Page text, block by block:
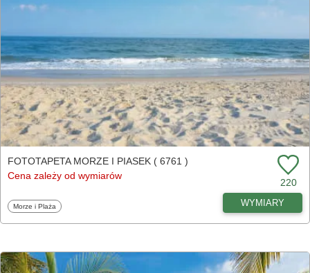
FOTOTAPETA MORZE I PIASEK ( 6761 )
Cena zależy od wymiarów
220
Fototapety
Morze i Plaża WYMIARY